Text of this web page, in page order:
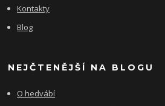
Kontakty
Blog
NEJČTENĚJŠÍ NA BLOGU
O hedvábí